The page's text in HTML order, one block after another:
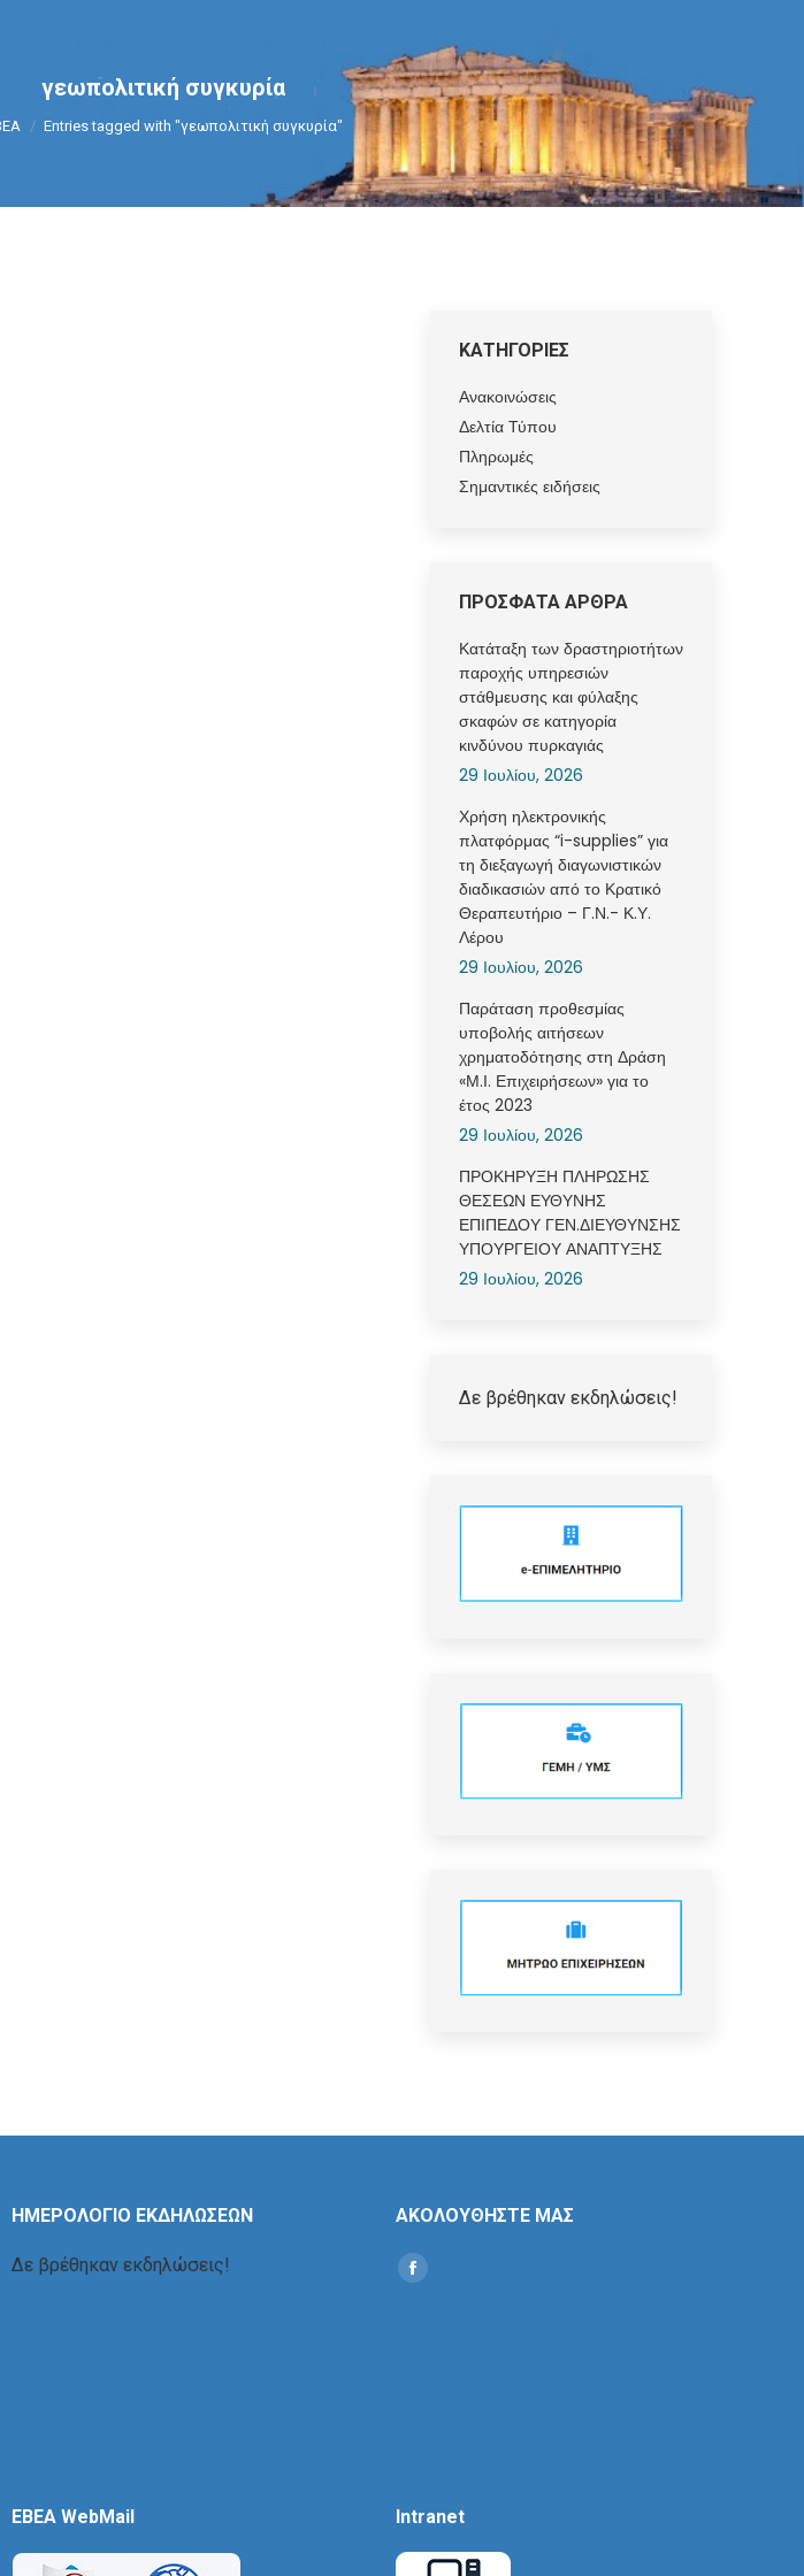
γεωπολιτική συγκυρία
are here:Entries tagged with "γεωπολιτική συγκυρία"
ΚΑΤΗΓΟΡΙΕΣ
Ανακοινώσεις
Δελτία Τύπου
Πληρωμές
Σημαντικές ειδήσεις
ΠΡΟΣΦΑΤΑ ΑΡΘΡΑ
Κατάταξη των δραστηριοτήτων
παροχής υπηρεσιών
στάθμευσης και φύλαξης
σκαφών σε κατηγορία
κινδύνου πυρκαγιάς
29 Ιουλίου, 2026
Χρήση ηλεκτρονικής
πλατφόρμας “i-supplies” για
τη διεξαγωγή διαγωνιστικών
διαδικασιών από το Κρατικό
Θεραπευτήριο – Γ.Ν.- Κ.Υ.
Λέρου
29 Ιουλίου, 2026
Παράταση προθεσμίας
υποβολής αιτήσεων
χρηματοδότησης στη Δράση
«Μ.Ι. Επιχειρήσεων» για το
έτος 2023
29 Ιουλίου, 2026
ΠΡΟΚΗΡΥΞΗ ΠΛΗΡΩΣΗΣ
ΘΕΣΕΩΝ ΕΥΘΥΝΗΣ
ΕΠΙΠΕΔΟΥ ΓΕΝ.ΔΙΕΥΘΥΝΣΗΣ
ΥΠΟΥΡΓΕΙΟΥ ΑΝΑΠΤΥΞΗΣ
29 Ιουλίου, 2026
Δε βρέθηκαν εκδηλώσεις!
ΗΜΕΡΟΛΟΓΙΟ ΕΚΔΗΛΩΣΕΩΝ
Δε βρέθηκαν εκδηλώσεις!
ΑΚΟΛΟΥΘΗΣΤΕ ΜΑΣ
Find us on:
Social
EBEA WebMail Intranet